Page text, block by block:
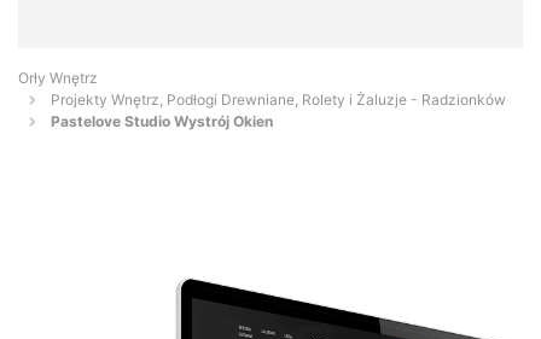
Orły Wnętrz
Projekty Wnętrz, Podłogi Drewniane, Rolety i Żaluzje - Radzionków
Pastelove Studio Wystrój Okien